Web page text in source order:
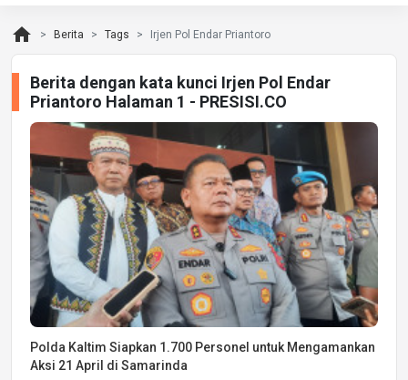
home Berita Tags Irjen Pol Endar Priantoro
Berita dengan kata kunci Irjen Pol Endar
Priantoro Halaman 1 - PRESISI.CO
Polda Kaltim Siapkan 1.700 Personel untuk Mengamankan
Aksi 21 April di Samarinda